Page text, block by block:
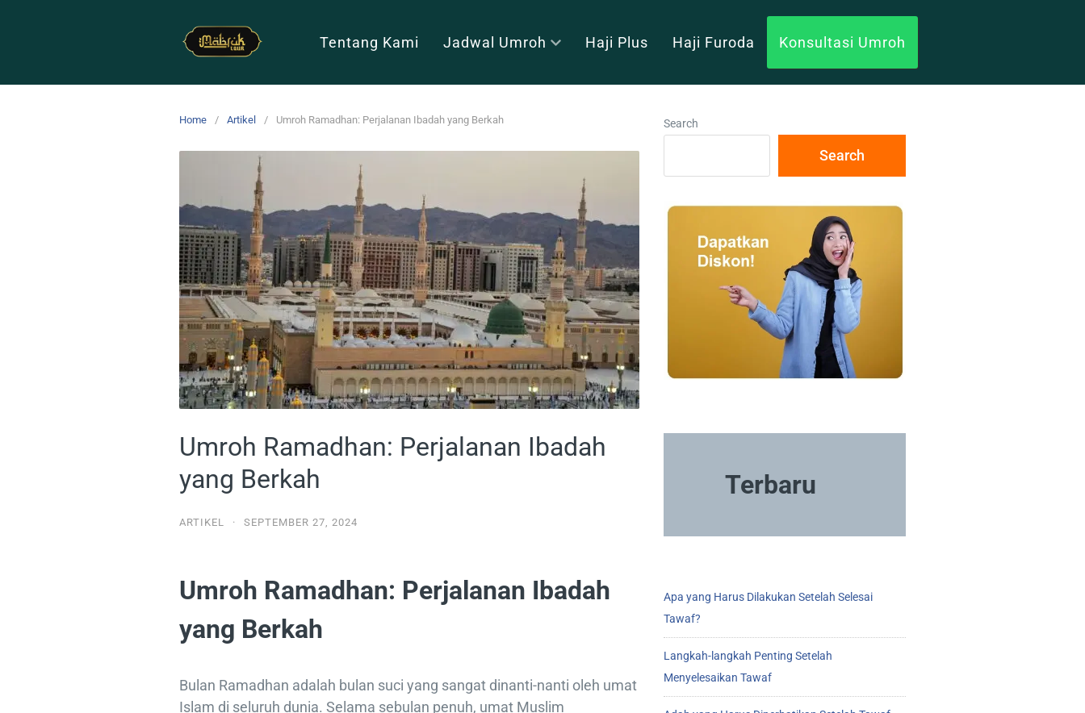
Tentang Kami Jadwal Umroh Haji Plus Haji Furoda Konsultasi Umroh
Home Artikel Umroh Ramadhan: Perjalanan Ibadah yang Berkah
Umroh Ramadhan: Perjalanan Ibadah
yang Berkah
ARTIKEL · SEPTEMBER 27, 2024
Umroh Ramadhan: Perjalanan Ibadah
yang Berkah
Bulan Ramadhan adalah bulan suci yang sangat dinanti-nanti oleh umat
Islam di seluruh dunia. Selama sebulan penuh, umat Muslim
Search
Search
Terbaru
Apa yang Harus Dilakukan Setelah Selesai
Tawaf?
Langkah-langkah Penting Setelah
Menyelesaikan Tawaf